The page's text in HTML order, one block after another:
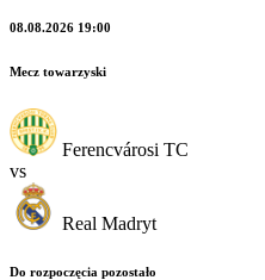
08.08.2026 19:00
Mecz towarzyski
Ferencvárosi TC
vs
Real Madryt
Do rozpoczęcia pozostało